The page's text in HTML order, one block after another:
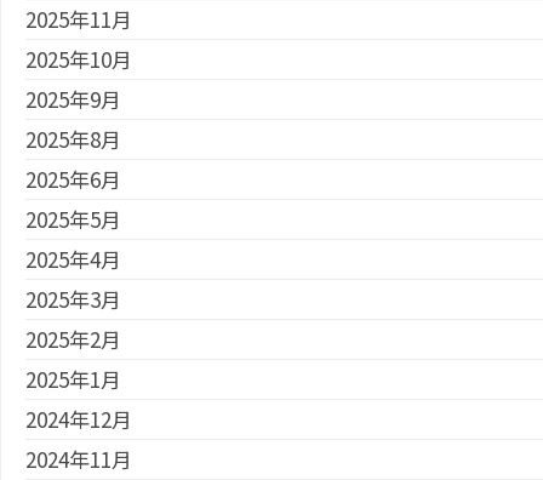
2025年11月
2025年10月
2025年9月
2025年8月
2025年6月
2025年5月
2025年4月
2025年3月
2025年2月
2025年1月
2024年12月
2024年11月